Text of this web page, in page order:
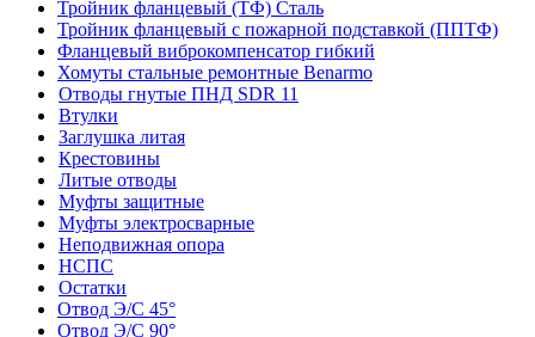
Тройник фланцевый (ТФ) Сталь
Тройник фланцевый с пожарной подставкой (ППТФ)
Фланцевый виброкомпенсатор гибкий
Хомуты стальные ремонтные Benarmo
Отводы гнутые ПНД SDR 11
Втулки
Заглушка литая
Крестовины
Литые отводы
Муфты защитные
Муфты электросварные
Неподвижная опора
НСПС
Остатки
Отвод Э/С 45°
Отвод Э/С 90°